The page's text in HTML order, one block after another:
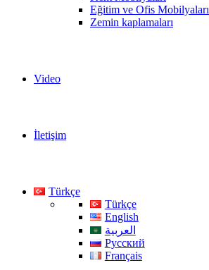
Eğitim ve Ofis Mobilyaları
Zemin kaplamaları
Video
İletişim
Türkçe
Türkçe
English
العربية
Русский
Français